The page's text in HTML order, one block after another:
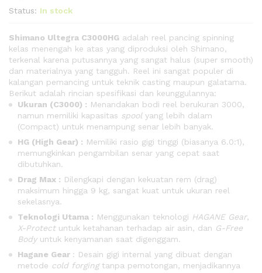
Status: In stock
Shimano Ultegra C3000HG adalah reel pancing spinning
kelas menengah ke atas yang diproduksi oleh Shimano,
terkenal karena putusannya yang sangat halus (super smooth)
dan materialnya yang tangguh. Reel ini sangat populer di
kalangan pemancing untuk teknik casting maupun galatama.
Berikut adalah rincian spesifikasi dan keunggulannya:
Ukuran (C3000) : Menandakan bodi reel berukuran 3000,
namun memiliki kapasitas spoolyang lebih dalam
(Compact) untuk menampung senar lebih banyak.
HG (High Gear) : Memiliki rasio gigi tinggi (biasanya 6.0:1),
memungkinkan pengambilan senar yang cepat saat
dibutuhkan.
Drag Max : Dilengkapi dengan kekuatan rem (drag)
maksimum hingga 9 kg, sangat kuat untuk ukuran reel
sekelasnya.
Teknologi Utama : Menggunakan teknologi HAGANE Gear,
X-Protectuntuk ketahanan terhadap air asin, dan G-Free
Bodyuntuk kenyamanan saat digenggam.
Hagane Gear : Desain gigi internal yang dibuat dengan
metode cold forgingtanpa pemotongan, menjadikannya